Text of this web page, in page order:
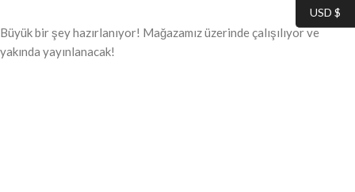
Büyük bir şey hazırlanıyor! Mağazamız üzerinde çalışılıyor ve
yakında yayınlanacak!
USD $